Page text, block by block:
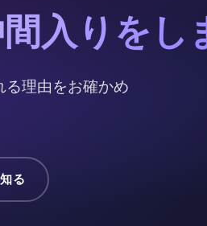
入りをし
理由をお確かめ
る